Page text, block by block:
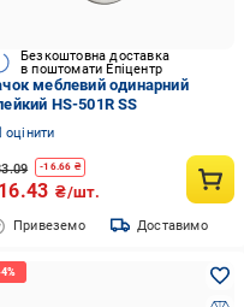
Безкоштовна доставка
в поштомати Епіцентр
меблевий одинарний
HS-501R SS
оцінити
-16.66 ₴
₴/шт.
Привеземо Доставимо